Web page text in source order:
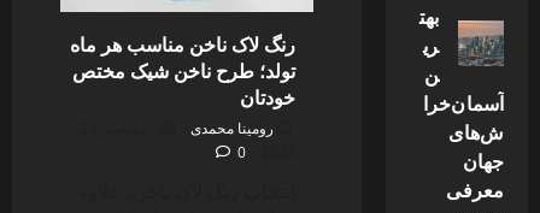
رنگ لاک ناخن مناسب هر ماه
تولد؛ طرح ناخن شیک مختص
خودتان
رومینا محمدی
0
بهت
ری
ن
آسمان‌خرا
ش‌های
جهان
معرفی